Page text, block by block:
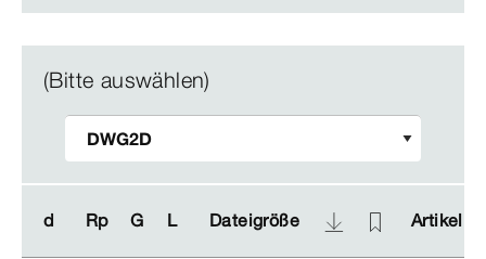
(Bitte auswählen)
d Rp G L Dateigröße Artikel
d Rp G L Dateigröße Artikel